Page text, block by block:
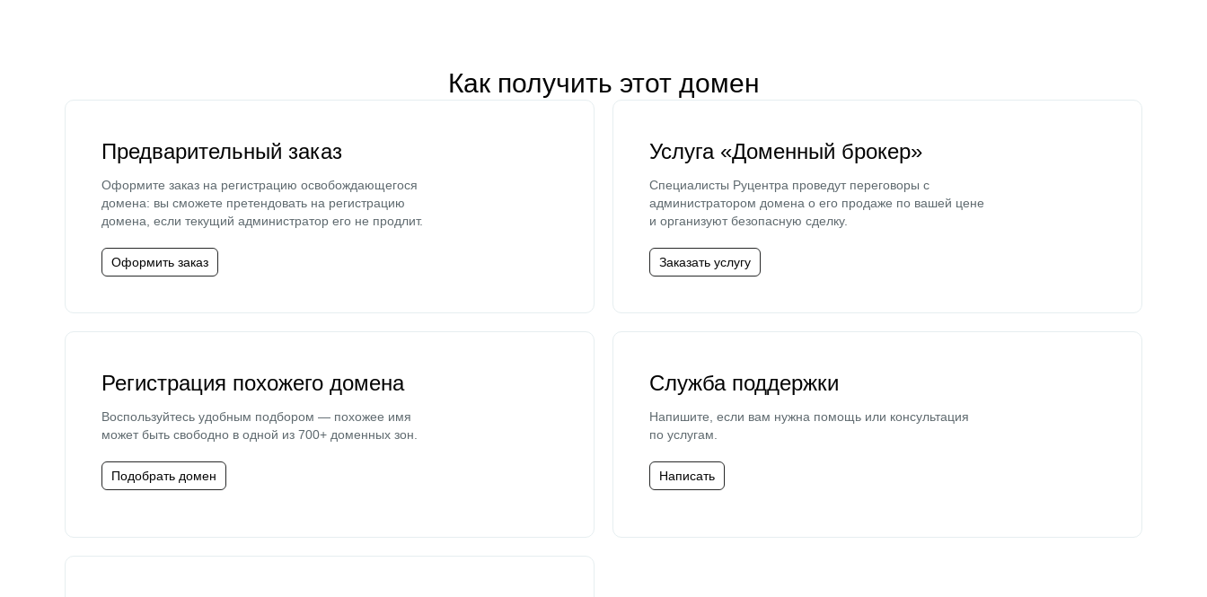
Как получить этот домен
Предварительный заказ
Оформите заказ на регистрацию освобождающегося
домена: вы сможете претендовать на регистрацию
домена, если текущий администратор его не продлит.
Оформить заказ
Услуга «Доменный брокер»
Специалисты Руцентра проведут переговоры с
администратором домена о его продаже по вашей цене
и организуют безопасную сделку.
Заказать услугу
Регистрация похожего домена
Воспользуйтесь удобным подбором — похожее имя
может быть свободно в одной из 700+ доменных зон.
Подобрать домен
Служба поддержки
Напишите, если вам нужна помощь или консультация
по услугам.
Написать